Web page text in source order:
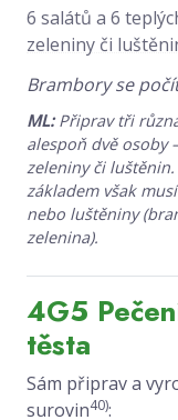
6 salátů a 6
zeleniny či
Brambory se
ML:Připrav tři
alespoň dvě osoby
zeleniny či
základem však
nebo luštěniny
zelenina).
4G5
těsta
Sám připrav a
surovin40):